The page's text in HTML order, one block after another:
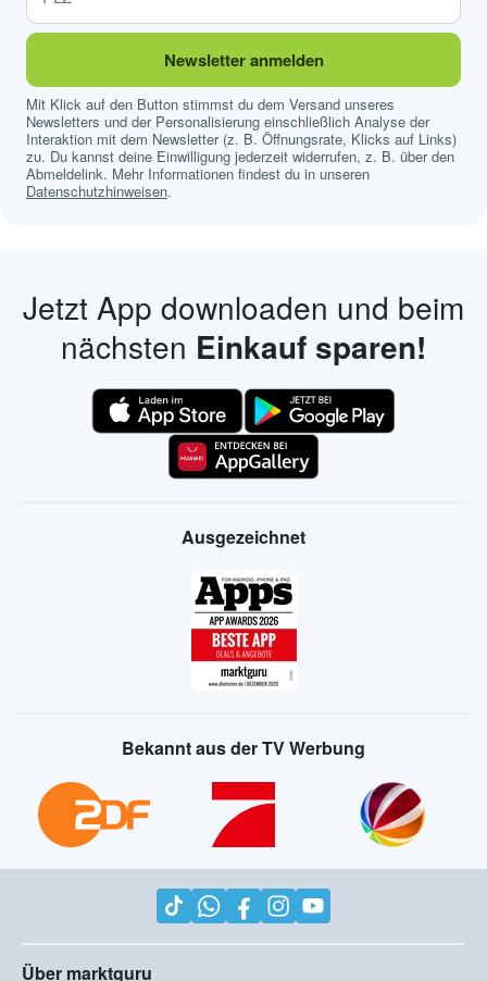
Newsletter anmelden
Mit Klick auf den Button stimmst du dem Versand unseres
Newsletters und der Personalisierung einschließlich Analyse der
Interaktion mit dem Newsletter (z. B. Öffnungsrate, Klicks auf Links)
zu. Du kannst deine Einwilligung jederzeit widerrufen, z. B. über den
Abmeldelink. Mehr Informationen findest du in unseren
Datenschutzhinweisen.
Jetzt App downloaden und beim
nächsten Einkauf sparen!
Ausgezeichnet
Bekannt aus der TV Werbung
Über marktguru